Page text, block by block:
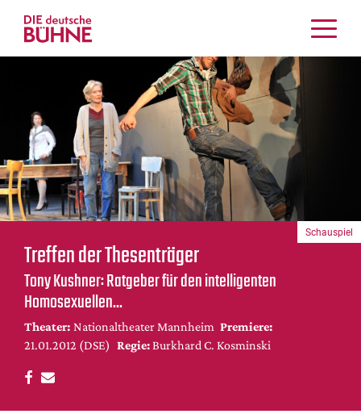
Schauspiel
Musiktheater
Tanz
Crossover
Bühnenwelt
Festivals & Veranstaltungen
Menschen & Theater
Themen
Internationales
Nachrufe
Medientipps
DdB-map
Treffen der Thesenträger
Tony Kushner: Ratgeber für den intelligenten
Homosexuellen...
Theater: Nationaltheater Mannheim Premiere:
21.01.2012 (DSE) Regie: Burkhard C. Kosminski
Schauspiel